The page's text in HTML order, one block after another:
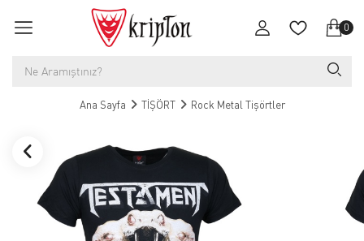
0
Ana Sayfa TİŞÖRT Rock Metal Tişörtler